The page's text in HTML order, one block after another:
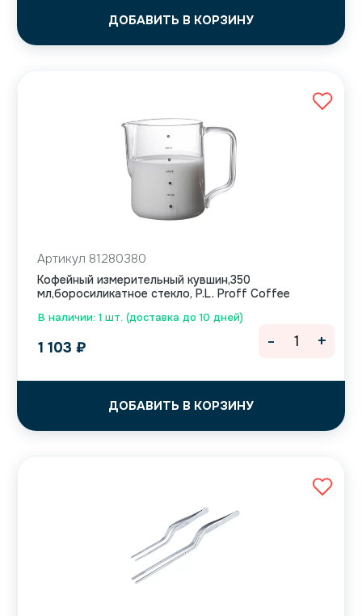
ДОБАВИТЬ В КОРЗИНУ
В наличии: 1 шт. (доставка до 10 дней)
Артикул 81280380
Кофейный измерительный кувшин,350
мл,боросиликатное стекло, P.L. Proff Coffee
1 103 ₽
ДОБАВИТЬ В КОРЗИНУ
- +